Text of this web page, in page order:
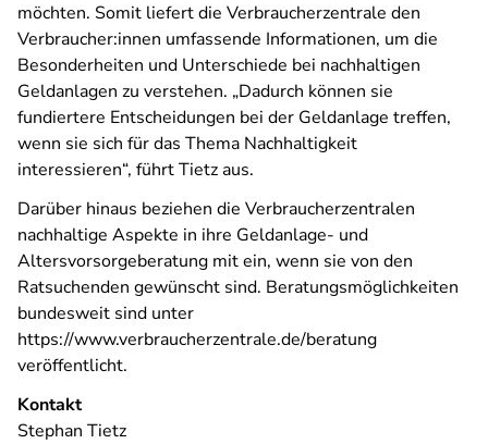
möchten. Somit liefert die Verbraucherzentrale den
Verbraucher:innen umfassende Informationen, um die
Besonderheiten und Unterschiede bei nachhaltigen
Geldanlagen zu verstehen. „Dadurch können sie
fundiertere Entscheidungen bei der Geldanlage treffen,
wenn sie sich für das Thema Nachhaltigkeit
interessieren“, führt Tietz aus.
Darüber hinaus beziehen die Verbraucherzentralen
nachhaltige Aspekte in ihre Geldanlage- und
Altersvorsorgeberatung mit ein, wenn sie von den
Ratsuchenden gewünscht sind. Beratungsmöglichkeiten
bundesweit sind unter
https://www.verbraucherzentrale.de/beratung
veröffentlicht.
Kontakt
Stephan Tietz